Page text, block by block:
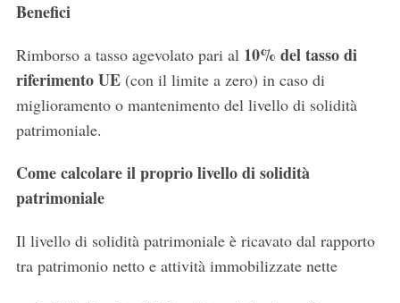
Benefici
Rimborso a tasso agevolato pari al 10% del tasso di
riferimento UE(con il limite a zero) in caso di
miglioramento o mantenimento del livello di solidità
patrimoniale.
Come calcolare il proprio livello di solidità
patrimoniale
Il livello di solidità patrimoniale è ricavato dal rapporto
tra patrimonio netto e attività immobilizzate nette